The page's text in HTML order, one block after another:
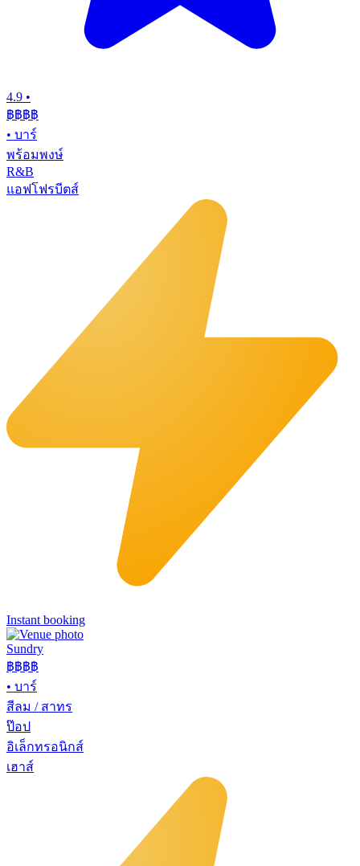
4.9 •
฿฿฿฿
• บาร์
พร้อมพงษ์
R&B
แอฟโฟรบีตส์
Instant booking
Sundry
฿฿฿฿
• บาร์
สีลม / สาทร
ป๊อป
อิเล็กทรอนิกส์
เฮาส์